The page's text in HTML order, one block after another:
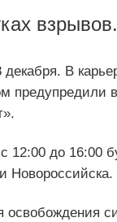
взрывов.
В
предупредили
12:00 до 16:00
Новороссийска.